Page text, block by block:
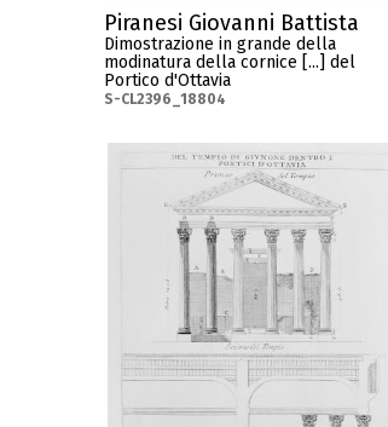
Piranesi Giovanni Battista
Dimostrazione in grande della
modinatura della cornice [...] del
Portico d'Ottavia
S-CL2396_18804